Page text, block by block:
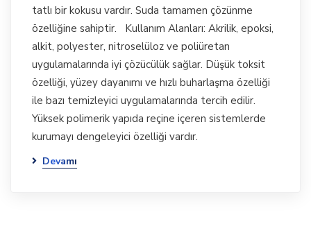
tatlı bir kokusu vardır. Suda tamamen çözünme
özelliğine sahiptir. Kullanım Alanları: Akrilik, epoksi,
alkit, polyester, nitroselüloz ve poliüretan
uygulamalarında iyi çözücülük sağlar. Düşük toksit
özelliği, yüzey dayanımı ve hızlı buharlaşma özelliği
ile bazı temizleyici uygulamalarında tercih edilir.
Yüksek polimerik yapıda reçine içeren sistemlerde
kurumayı dengeleyici özelliği vardır.
Devamı